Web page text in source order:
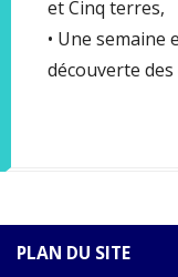
et Cinq terres,
• Une semaine
découverte
PLAN DU SITE